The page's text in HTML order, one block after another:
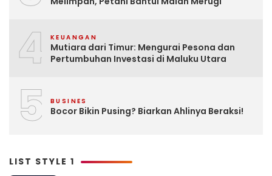
4 KEUANGAN
Mutiara dari Timur: Mengurai Pesona dan
Pertumbuhan Investasi di Maluku Utara
5 BUSINES
Bocor Bikin Pusing? Biarkan Ahlinya Beraksi!
LIST STYLE 1